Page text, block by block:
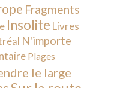
Fragments
Insolite Livres
N'importe
Plages
le large